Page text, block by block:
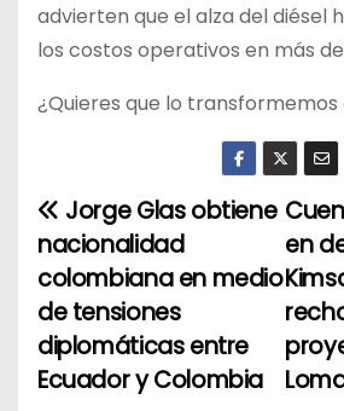
advierten que el alza del diésel
los costos operativos en más
¿Quieres que lo transformemos
N
a
v
e
en
Jorge Glas obtiene
nacionalidad
colombiana en medio
de tensiones
diplomáticas entre
Ecuador y Colombia